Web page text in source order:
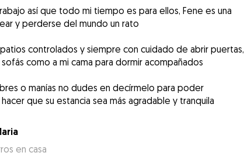
así que todo mi tiempo es para ellos, Fene es una
y perderse del mundo un rato
controlados y siempre con cuidado de abrir puertas,
como a mi cama para dormir acompañados
o manías no dudes en decírmelo para poder
que su estancia sea más agradable y tranquila
en casa